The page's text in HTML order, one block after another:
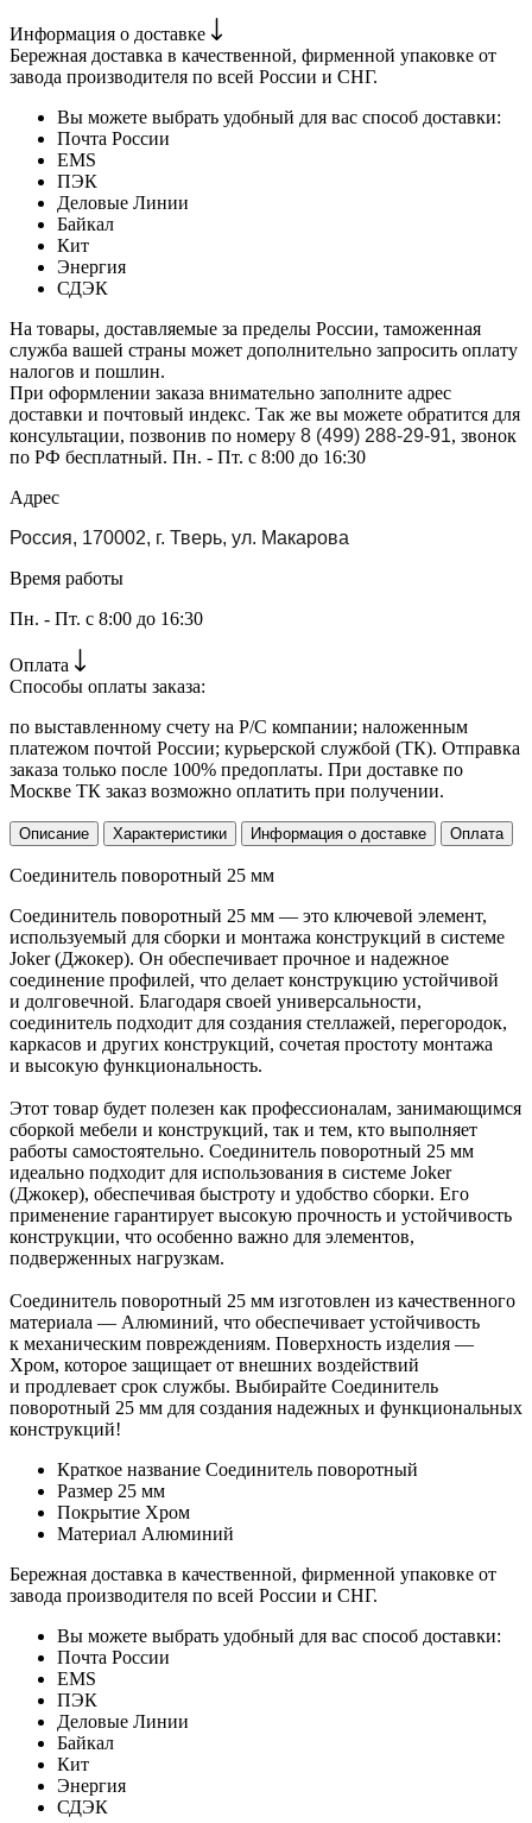
Информация о доставке
Бережная доставка в качественной, фирменной упаковке от
завода производителя по всей России и СНГ.
Вы можете выбрать удобный для вас способ доставки:
Почта России
EMS
ПЭК
Деловые Линии
Байкал
Кит
Энергия
СДЭК
На товары, доставляемые за пределы России, таможенная
служба вашей страны может дополнительно запросить оплату
налогов и пошлин.
При оформлении заказа внимательно заполните адрес
доставки и почтовый индекс. Так же вы можете обратится для
консультации, позвонив по номеру 8 (499) 288-29-91, звонок
по РФ бесплатный. Пн. - Пт. с 8:00 до 16:30
Адрес
Россия, 170002, г. Тверь, ул. Макарова
Время работы
Пн. - Пт. с 8:00 до 16:30
Оплата
Способы оплаты заказа:
по выставленному счету на Р/С компании; наложенным
платежом почтой России; курьерской службой (ТК). Отправка
заказа только после 100% предоплаты. При доставке по
Москве ТК заказ возможно оплатить при получении.
Описание Характеристики Информация о доставке Оплата
Соединитель поворотный 25 мм
Соединитель поворотный 25 мм — это ключевой элемент,
используемый для сборки и монтажа конструкций в системе
Joker (Джокер). Он обеспечивает прочное и надежное
соединение профилей, что делает конструкцию устойчивой
и долговечной. Благодаря своей универсальности,
соединитель подходит для создания стеллажей, перегородок,
каркасов и других конструкций, сочетая простоту монтажа
и высокую функциональность.
Этот товар будет полезен как профессионалам, занимающимся
сборкой мебели и конструкций, так и тем, кто выполняет
работы самостоятельно. Соединитель поворотный 25 мм
идеально подходит для использования в системе Joker
(Джокер), обеспечивая быстроту и удобство сборки. Его
применение гарантирует высокую прочность и устойчивость
конструкции, что особенно важно для элементов,
подверженных нагрузкам.
Соединитель поворотный 25 мм изготовлен из качественного
материала — Алюминий, что обеспечивает устойчивость
к механическим повреждениям. Поверхность изделия —
Хром, которое защищает от внешних воздействий
и продлевает срок службы. Выбирайте Соединитель
поворотный 25 мм для создания надежных и функциональных
конструкций!
Краткое название Соединитель поворотный
Размер 25 мм
Покрытие Хром
Материал Алюминий
Бережная доставка в качественной, фирменной упаковке от
завода производителя по всей России и СНГ.
Вы можете выбрать удобный для вас способ доставки:
Почта России
EMS
ПЭК
Деловые Линии
Байкал
Кит
Энергия
СДЭК